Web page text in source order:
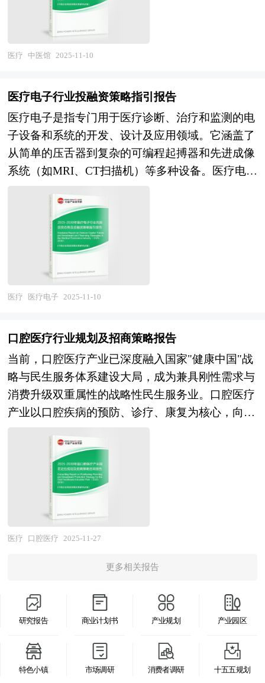
势预测等等。报告还综合了保健护理行业的整体发
展动态，对行业在产品方面提供了参考建议和具体
解决办法。报告对于保健护理产品生产企业、经销
规律、提高企业的运营效率、促进企业的发展壮大
有学术和实践的双重意义。
掘企业的成长性，已经为众多企业带来了最专业的
研究和最有价值的咨询服务过程。 本研究咨询报
告由中研普华咨询公司领衔撰写，在大量周密的市
场调研基础上，主要依据了国家统计局、国家商务
研究中心、国家海关总署、全国商业信息中心、中
国经济景气监测中心、中国行业研究网以及国内外
多种相关报刊杂志媒体提供的最新研究资料。本报
告对国内外吸氧机行业的发展状况进行了深入透彻
地分析，对我国行业市场情况、技术现状、供需形
业发展趋势以及行业投资情况，报告还对吸氧机下
游行业的发展进行了探讨，是吸氧机及相关企业、
投资部门、研究机构准确了解目前中国市场发展动
态，把握吸氧机行业发展方向，为企业经营决策提
供重要参考的依据。
医疗质量与安全管理标准化程度亟待提升；需求
端，居民对中医药服务的认知从"慢调理"向"精准
治未病"升级，对服务环境、医师资质与疗效透明
现显著分化；政策端，中医药振兴发展战略深度推
但跨部门监管协同、服务价格形成机制与人才培养
体系仍需系统性破题。 未来五年，行业将呈现"三
化融合"的演进特征。数字化从单点应用转向全域
赋能，头部机构通过AI辅助诊疗、电子病历与远程
会诊提升服务能级，公域IP打造与私域流量运营重
构获客逻辑，线上线下融合的服务闭环成为标配。
专业化从全科服务转向专病纵深，疼痛管理、儿科
调理、妇科养护等细分赛道涌现专科品牌，名医工
作室与特色技术绑定构筑竞争壁垒。连锁化从规模
扩张转向精益运营，标准化诊疗路径、模块化培训
体系与集约化供应链管理能力决定复制质量，区域
透。同时，服务边界持续外拓，"中医馆+健康产
品""中医馆+养老照护""中医馆+文旅体验"等跨界
融合业态激活增量价值。 本研究咨询报告由中研
普华咨询公司领衔撰写，在大量周密的市场调研基
础上，主要依据了国家统计局、国家商务部、国家
心、全国商业信息中心、中国经济景气监测中心提
供的最新行业运行数据为基础，验证于与我们建立
联系的全国科研机构、行业协会组织的权威统计资
料。我们对中医馆行业进行了长期追踪，结合我们
对中医馆相关企业的调查研究，对我国中医馆行业
发展现状与前景、市场竞争格局与形势、赢利水平
划建议等进行深入研究，并重点分析了中医馆行业
潜在机会，为战略投资者选择恰当的投资时机和公
司领导层做战略规划提供准确的市场情报信息及科
参考价值。
医疗 中医馆 2025-11-10
医疗电子行业投融资策略指引报告
医疗电子是指专门用于医疗诊断、治疗和监测的电
子设备和系统的开发、设计及应用领域。它涵盖了
从简单的压舌器到复杂的可编程起搏器和先进成像
系统（如MRI、CT扫描机）等多种设备。医疗电子
和无线连接，以提高医疗服务的质量和患者护理效
果。 风险投资是在创业企业发展初期投入风险资
本，待其发育相对成熟后，通过市场退出机制将所
投入的资本由股权形态转化为资金形态，以收回投
资，取得高额风险收益。全球风险资本市场已进入
新一轮快速发展的周期。除了成熟投资热点地区
投资市场发展快速升温。中国的风险投资起步于20
资事业已经有了较大的发展。随着中国经济持续稳
定地高速增长和资本市场的逐步完善，中国的资本
市场在最近几年呈现出强劲的增长态势，投资于中
国市场的高回报率使中国成为全球资本关注的战略
要地。 本报告由中研普华咨询公司领衔撰写，在
大量周密的市场调研基础上，主要依据了国家统计
局、国家商务部、国家财政部、中国证券监督管理
委员会、中国风险投资协会、中国风险投资研究
院、深圳创业投资同业公会、北京创业投资协会、
上海创业投资行业协会、医疗电子行业相关协会、
中国行业研究网、国内外相关刊物的基础信息以及
各省市相关统计单位等公布和提供的大量资料。对
入、融资渠道、如何运作风险投资、退出机制及发
展趋势等进行了系统的分析，并重点分析了医疗电
形势下面临的机遇与挑战和企业的应对策略等。是
风险投资公司、研究机构及医疗电子行业相关企业
医疗 医疗电子 2025-11-10
口腔医疗行业规划及招商策略报告
当前，口腔医疗产业已深度融入国家"健康中国"战
略与民生服务体系建设大局，成为兼具刚性需求与
消费升级双重属性的战略性民生服务业。口腔医疗
产业以口腔疾病的预防、诊疗、康复为核心，向上
生产领域，向下游拓展至医疗美容、健康管理、康
养服务及专业人才培训等衍生业态，形成了"医工
结合、医养融合、医教协同"的复合型产业生态。
随着国民口腔健康意识觉醒、人口老龄化进程加速
及"颜值经济"持续升温，口腔医疗产业正经历从传
统单一的临床服务模式，向数字化精准诊疗、个性
高质量发展水平不仅直接关系到全民健康素养提升
费能级和产业配套成熟度的重要标志。 “产业园
区”是执行城市产业职能的重要空间形态，园区在
改善区域投资环境、引进外资、促进产业结构调整
和发展经济等方面发挥积极的辐射、示范和带动作
医疗 口腔医疗 2025-11-27
更多相关报告
研究报告 商业计划书 产业规划 产业园区
特色小镇 市场调研 消费者调研 十五五规划